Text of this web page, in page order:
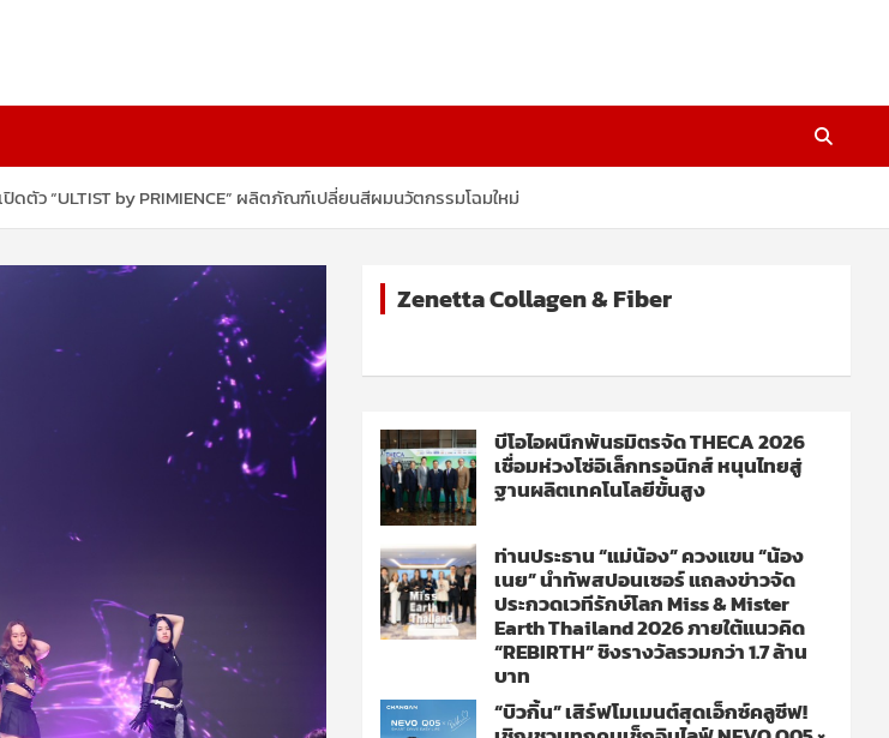
ดตัว “ULTIST by PRIMIENCE” ผลิตภัณฑ์เปลี่ยนสีผมนวัตกรรมโฉมใหม่
Zenetta Collagen & Fiber
บีโอไอผนึกพันธมิตรจัด THECA 2026
เชื่อมห่วงโซ่อิเล็กทรอนิกส์ หนุนไทยสู่
ฐานผลิตเทคโนโลยีขั้นสูง
ท่านประธาน “แม่น้อง” ควงแขน “น้อง
เนย” นำทัพสปอนเซอร์ แถลงข่าวจัด
ประกวดเวทีรักษ์โลก Miss & Mister
Earth Thailand 2026 ภายใต้แนวคิด
“REBIRTH” ชิงรางวัลรวมกว่า 1.7 ล้าน
บาท
“บิวกิ้น” เสิร์ฟโมเมนต์สุดเอ็กซ์คลูซีฟ!